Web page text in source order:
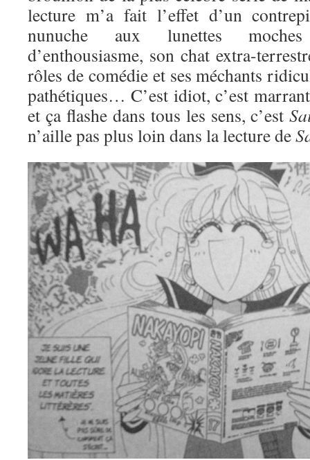
lecture m’a fait l’effet d’un
nunuche aux lunettes
d’enthousiasme, son chat extra-
rôles de comédie et ses méchants
pathétiques… C’est idiot, c’est
et ça flashe dans tous les sens, c’est
n’aille pas plus loin dans la lecture de